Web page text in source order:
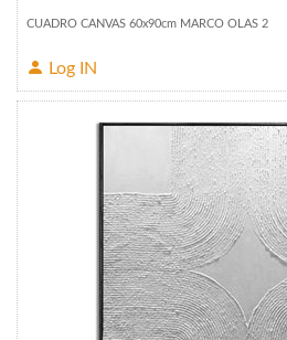
CUADRO CANVAS 60x90cm MARCO OLAS 2
Log IN